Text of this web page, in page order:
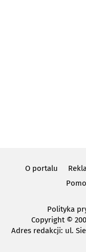
O portalu
Polityka
Copyright©
Adres redakcji: ul.